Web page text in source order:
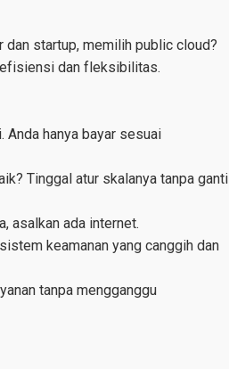
dan startup, memilih public cloud?
efisiensi dan fleksibilitas.
hanya bayar sesuai
Tinggal atur skalanya tanpa ganti
asalkan ada internet.
keamanan yang canggih dan
tanpa mengganggu